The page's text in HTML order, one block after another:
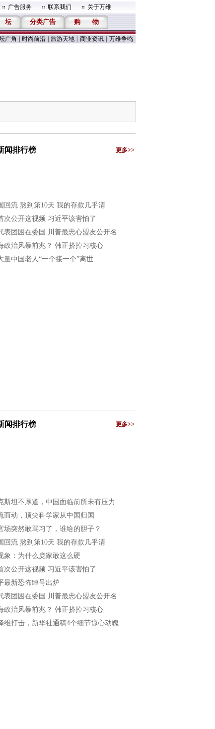
广告服务 联系我们 关于万维
坛 分类广告 购 物
广角 时尚前沿 旅游天地 商业资讯 万维争鸣
闻排行榜 更多>>
回流 熬到第10天 我的存款几乎清
次公开这视频 习近平该害怕了
表团困在委国 川普最忠心盟友公开名
政治风暴前兆？ 韩正挤掉习核心
量中国老人“一个接一个”离世
闻排行榜 更多>>
斯坦不厚道，中国面临前所未有压力
而动，顶尖科学家从中国归国
场突然敢骂习了，谁给的胆子？
回流 熬到第10天 我的存款几乎清
象：为什么庞家敢这么硬
次公开这视频 习近平该害怕了
最新恐怖绰号出炉
表团困在委国 川普最忠心盟友公开名
政治风暴前兆？ 韩正挤掉习核心
维打击，新华社通稿4个细节惊心动魄